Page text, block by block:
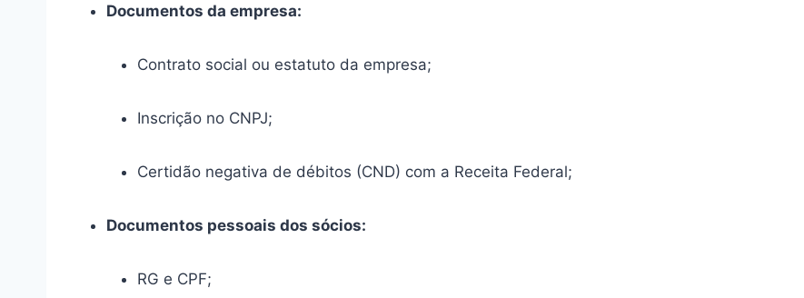
Documentos da empresa:
Contrato social ou estatuto da empresa;
Inscrição no CNPJ;
Certidão negativa de débitos (CND) com a Receita Federal;
Documentos pessoais dos sócios:
RG e CPF;